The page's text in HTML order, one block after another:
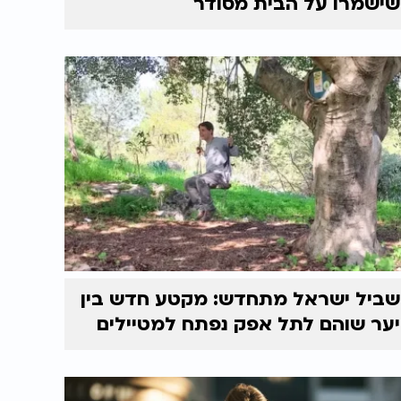
שביל ישראל מתחדש: מקטע חדש בין
יער שוהם לתל אפק נפתח למטיילים